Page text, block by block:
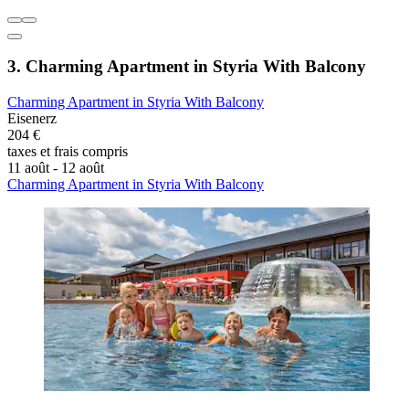
3. Charming Apartment in Styria With Balcony
Charming Apartment in Styria With Balcony
Eisenerz
204 €
taxes et frais compris
11 août - 12 août
Charming Apartment in Styria With Balcony